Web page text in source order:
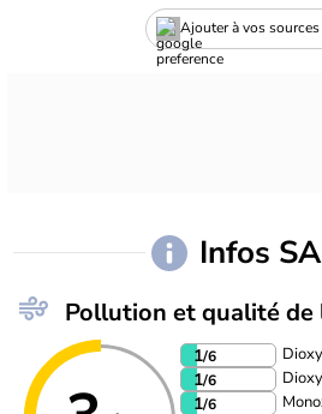
Ajouter à vos sources
Infos
Pollution et qualité de
1/6
1/6
1/6